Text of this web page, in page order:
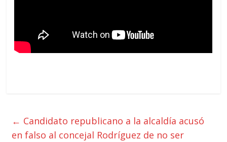
← Candidato republicano a la alcaldía acusó
en falso al concejal Rodríguez de no ser